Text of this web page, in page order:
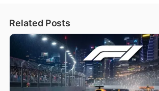
Related Posts